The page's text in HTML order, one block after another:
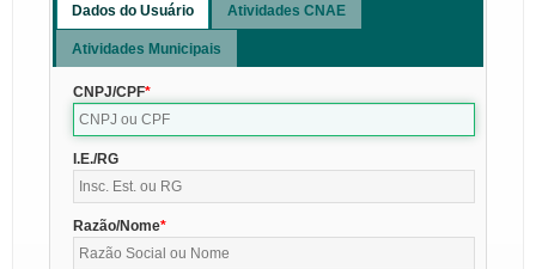
Dados do Usuário Atividades CNAE
Atividades Municipais
CNPJ/CPF
I.E./RG
Razão/Nome